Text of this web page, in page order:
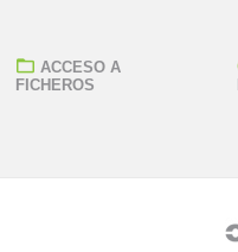
ACCESO A
FICHEROS